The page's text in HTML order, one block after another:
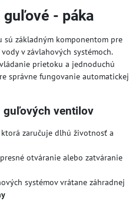
- páka
sú základným komponentom pre
v závlahových systémoch.
prietoku a jednoduchú
správne fungovanie automatickej
guľových ventilov
zaručuje dlhú životnosť a
otváranie alebo zatváranie
systémov vrátane záhradnej